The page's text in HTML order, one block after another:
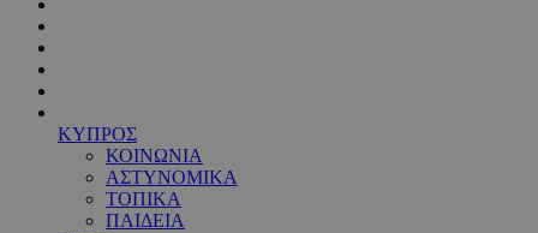
ΚΥΠΡΟΣ
ΚΟΙΝΩΝΙΑ
ΑΣΤΥΝΟΜΙΚΑ
ΤΟΠΙΚΑ
ΠΑΙΔΕΙΑ